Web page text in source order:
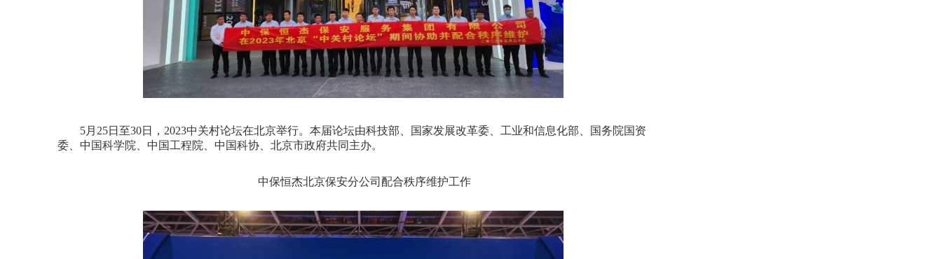
5月25日至30日，2023中关村论坛在北京举行。本届论坛由科技部、国家发展改革委、工业和信息化部、国务院国资
委、中国科学院、中国工程院、中国科协、北京市政府共同主办。
中保恒杰北京保安分公司配合秩序维护工作